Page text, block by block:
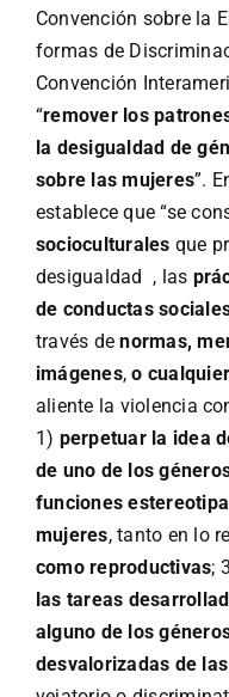
Convención sobre la
formas de
Convención
“remover los
la desigualdad de
sobre las mujeres”.
establece que “se
socioculturales que
desigualdad , las
de conductas
través denormas,
imágenes,o
aliente la violencia
1) perpetuar la idea
de uno de los
funciones
mujeres, tanto en lo
como reproductivas;
las tareas
alguno de los
desvalorizadas de